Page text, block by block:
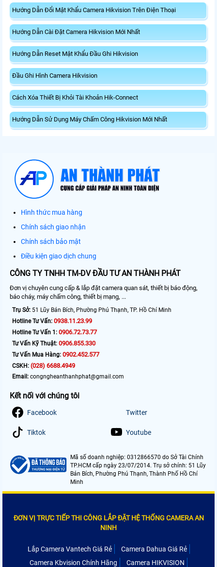
Hướng Dẫn Đổi Mật Khẩu Camera Hikvision Trên Điện Thoại
Hướng Dẫn Cài Đặt Camera Hikvision Mới Nhất
Hướng Dẫn Reset Mật Khẩu Đầu Ghi Hikvision
Đầu Ghi Hình Camera Hikvision
Cách Xóa Thiết Bị Khỏi Tài Khoản Hik-Connect
Hướng Dẫn Sử Dụng Máy Chấm Công Hikvision Mới Nhất
Hình thức mua hàng
Chính sách giao nhận
Chính sách bảo mật
Điều kiện giao dịch chung
CÔNG TY TNHH TM-DV ĐẦU TƯ AN THÀNH PHÁT
Đơn vị chuyên cung cấp & lắp đặt camera quan sát, thiết bị báo động,
báo cháy, máy chấm công, thiết bị mạng, ...
Trụ Sở: 51 Lũy Bán Bích, Phường Phú Thạnh, TP. Hồ Chí Minh
Hotline Tư Vấn: 0938.11.23.99
Hotline Tư Vấn 1: 0906.72.73.77
Tư Vấn Kỹ Thuật: 0906.855.330
Tư Vấn Mua Hàng: 0902.452.577
CSKH: (028) 6688.4949
Email: congngheanthanhphat@gmail.com
Kết nối với chúng tôi
Facebook Twitter
Tiktok Youtube
Mã số doanh nghiệp: 0312866570 do Sở Tài Chính
TP.HCM cấp ngày 23/07/2014. Trụ sở chính: 51 Lũy
Bán Bích, Phường Phú Thạnh, Thành Phố Hồ Chí
Minh
ĐƠN VỊ TRỰC TIẾP THI CÔNG LẮP ĐẶT HỆ THỐNG CAMERA AN
NINH
Lắp Camera Vantech Giá Rẻ
Camera Dahua Giá Rẻ
Camera Kbvision Chính Hãng
Camera HIKVISION